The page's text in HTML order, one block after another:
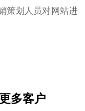
策划人员对网站进
多客户